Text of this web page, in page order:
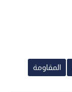
المقاومة